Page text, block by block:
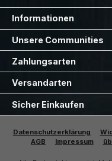
Informationen
Unsere Communities
Zahlungsarten
Versandarten
Sicher Einkaufen
Datenschutzerklärung
AGB
Impressum